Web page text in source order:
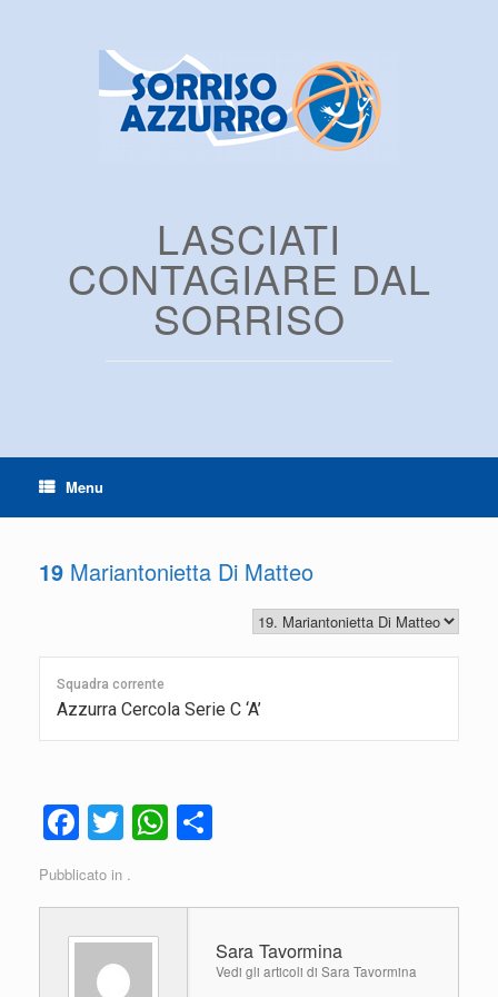
LASCIATI
CONTAGIARE DAL
SORRISO
Menu
19 Mariantonietta Di Matteo
Squadra corrente
Azzurra Cercola Serie C ‘A’
F
a
c
e
b
T
wi
tt
er
W
h
at n
vi
Pubblicato in .
Sara Tavormina
Vedi gli articoli di Sara Tavormina